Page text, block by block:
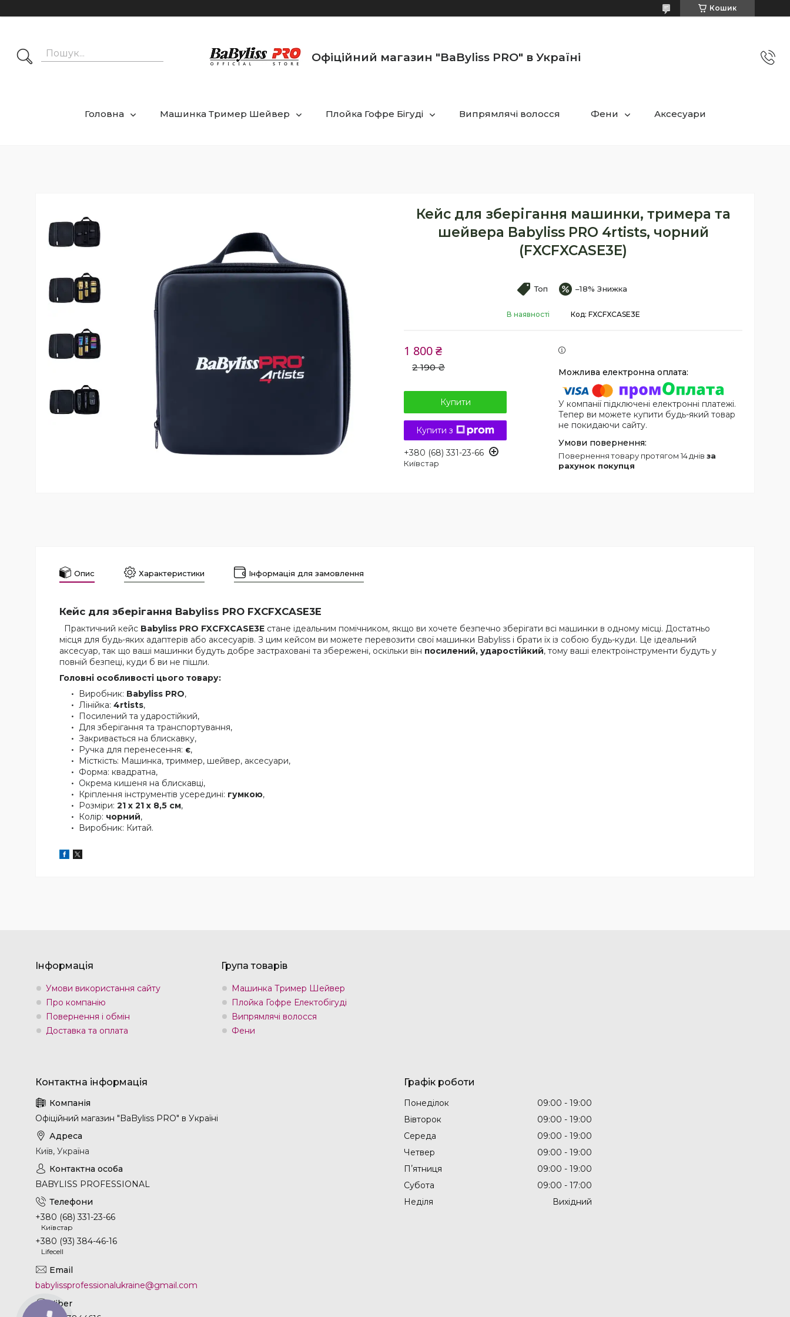
Кошик
Офіційний магазин "BaByliss PRO" в Україні
Головна Машинка Тример Шейвер Плойка Гофре Бігуді Випрямлячі волосся Фени Аксесуари
Кейс для зберігання машинки, тримера та
шейвера Babyliss PRO 4rtists, чорний
(FXCFXCASE3E)
Топ –18%
В наявності Код: FXCFXCASE3E
2 190 ₴
1 800 ₴
Купити
Купити з
+380 (68) 331-23-66
Київстар
У компанії підключені електронні платежі.
Тепер ви можете купити будь-який товар
не покидаючи сайту.
повернення товару протягом 14 днів за
рахунок покупця
Опис Характеристики Інформація для замовлення
Кейс для зберігання Babyliss PRO FXCFXCASE3E
Практичний кейс Babyliss PRO FXCFXCASE3E стане ідеальним помічником, якщо ви хочете безпечно зберігати всі машинки в одному місці. Достатньо
місця для будь-яких адаптерів або аксесуарів. З цим кейсом ви можете перевозити свої машинки Babyliss і брати їх із собою будь-куди. Це ідеальний
аксесуар, так що ваші машинки будуть добре застраховані та збережені, оскільки він посилений, ударостійкий, тому ваші електроінструменти будуть у
повній безпеці, куди б ви не пішли.
Головні особливості цього товару:
Виробник: Babyliss PRO,
Лінійка: 4rtists,
Посилений та ударостійкий,
Для зберігання та транспортування,
Закривається на блискавку,
Ручка для перенесення: є,
Місткість: Машинка, триммер, шейвер, аксесуари,
Форма: квадратна,
Окрема кишеня на блискавці,
Кріплення інструментів усередині: гумкою,
Розміри: 21 х 21 х 8,5 см,
Колір: чорний,
Виробник: Китай.
Інформація
Умови використання сайту
Про компанію
Повернення і обмін
Доставка та оплата
Група товарів
Машинка Тример Шейвер
Плойка Гофре Електобігуді
Випрямлячі волосся
Фени
Офіційний магазин "BaByliss PRO" в Україні
Київ, Україна
BABYLISS PROFESSIONAL
+380 (68) 331-23-66
Київстар
+380 (93) 384-46-16
Lifecell
babylissprofessionalukraine@gmail.com
Графік роботи
Понеділок 09:00
19:00
Вівторок
09:00
19:00
Середа
09:00
19:00
Четвер
09:00
19:00
Пʼятниця
09:00
19:00
Субота
09:00
17:00
Неділя
Вихідний